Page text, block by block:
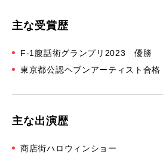
主な受賞歴
F-1腹話術グランプリ2023 優勝
東京都公認ヘブンアーティスト合格
主な出演歴
商店街ハロウィンショー